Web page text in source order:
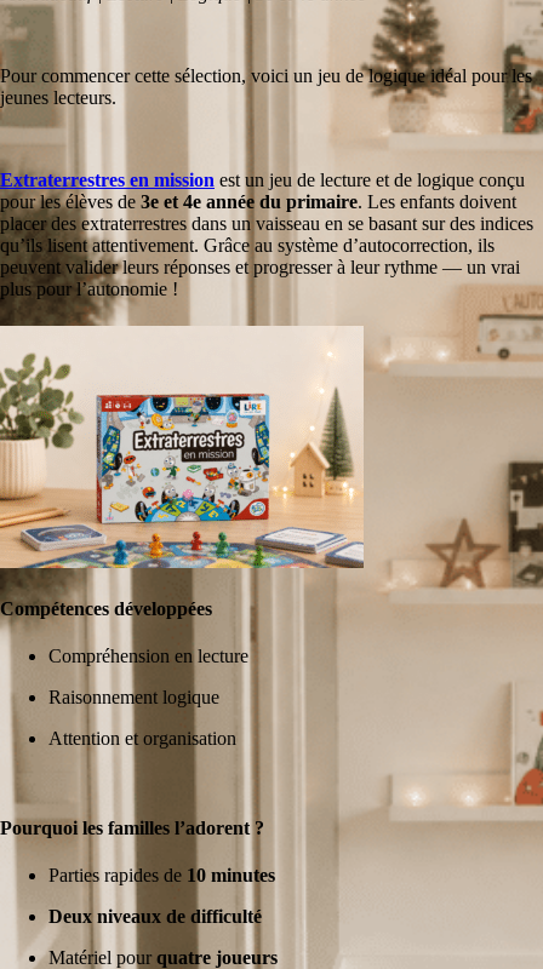
Pour commencer cette sélection, voici un jeu de logique idéal pour les
jeunes lecteurs.
Extraterrestres en mission est un jeu de lecture et de logique conçu
pour les élèves de 3e et 4e année du primaire. Les enfants doivent
placer des extraterrestres dans un vaisseau en se basant sur des indices
qu’ils lisent attentivement. Grâce au système d’autocorrection, ils
peuvent valider leurs réponses et progresser à leur rythme — un vrai
plus pour l’autonomie !
Compétences développées
Compréhension en lecture
Raisonnement logique
Attention et organisation
Pourquoi les familles l’adorent ?
Parties rapides de 10 minutes
Deux niveaux de difficulté
Matériel pour quatre joueurs